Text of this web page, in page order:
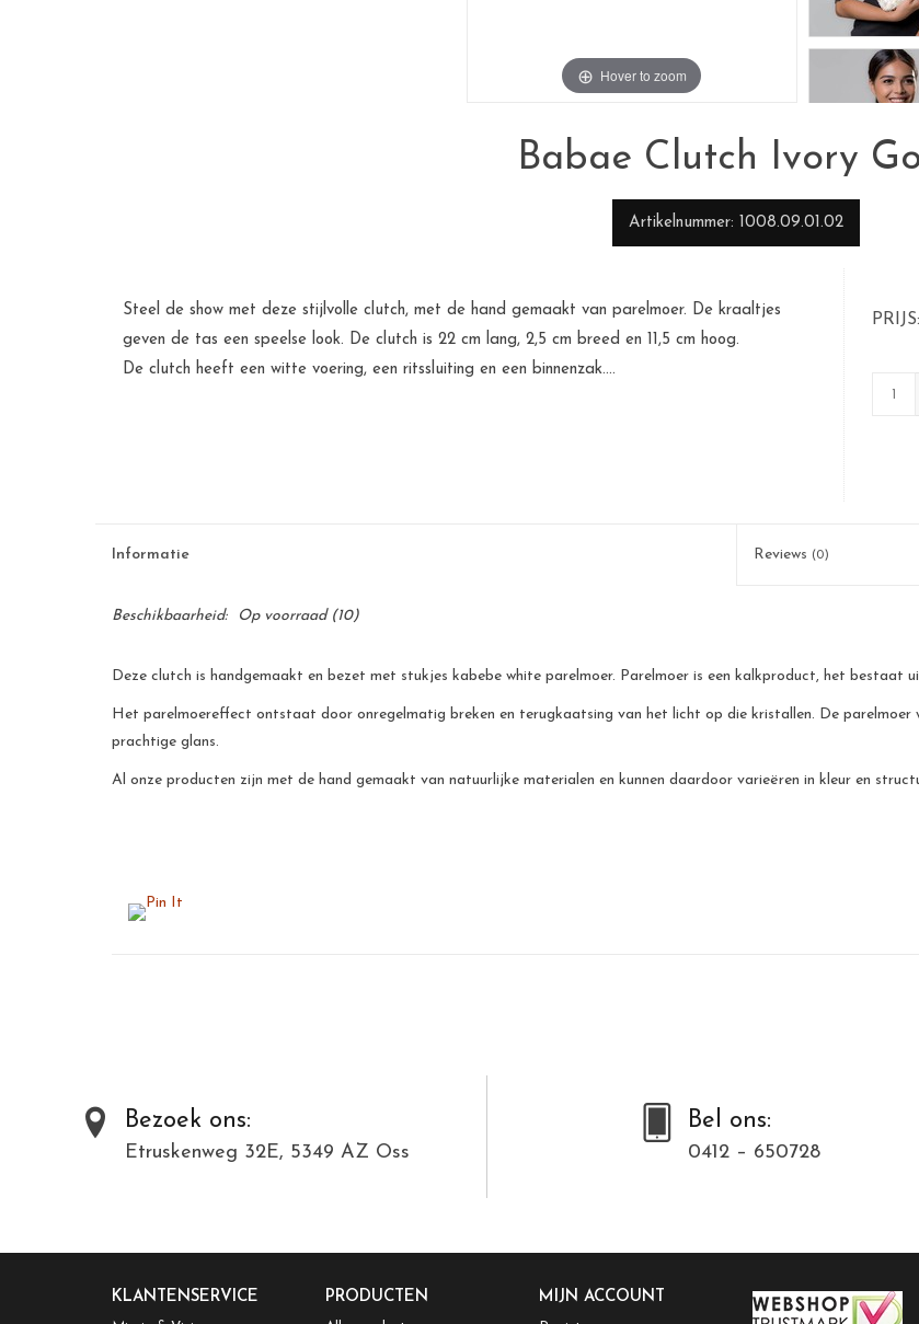
Hover to zoom
Babae Clutch Ivory
Artikelnummer 1008.09.01.02
PRIJS
Steel de show met deze stijlvolle clutch, met de hand gemaakt van parelmoer. De kraaltjes
geven de tas een speelse look. De clutch is 22 cm lang, 2,5 cm breed en 11,5 cm hoog.
De clutch heeft een witte voering, een ritssluiting en een binnenzak....
Informatie Reviews (0)
Beschikbaarheid: Op voorraad(10)
Deze clutch is handgemaakt en bezet met stukjes kabebe white parelmoer. Parelmoer is een kalkproduct, het bestaat
Het parelmoereffect ontstaat door onregelmatig breken en terugkaatsing van het licht op die kristallen. De
prachtige glans.
Al onze producten zijn met de hand gemaakt van natuurlijke materialen en kunnen daardoor varieëren in kleur en
Bezoek ons:
Etruskenweg 32E, 5349 AZ Oss
Bel ons:
0412 – 650728
KLANTENSERVICE PRODUCTEN MIJN ACCOUNT